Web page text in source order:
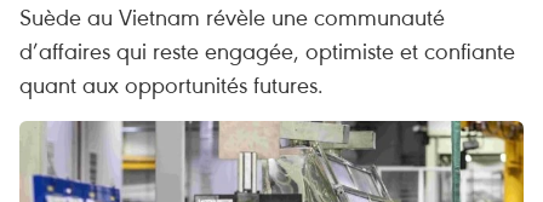
Suède au Vietnam révèle une communauté
d’affaires qui reste engagée, optimiste et confiante
quant aux opportunités futures.